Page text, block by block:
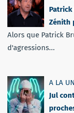
Zénith
Alors que Patrick
d'agressions...
A LA
Jul